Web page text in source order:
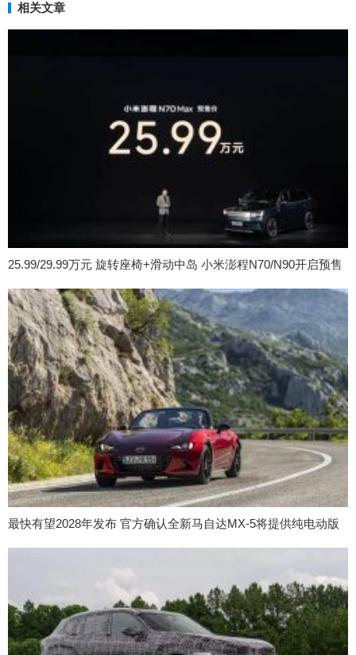
相关文章
25.99/29.99万元 旋转座椅+滑动中岛 小米澎程N70/N90开启预售
最快有望2028年发布 官方确认全新马自达MX-5将提供纯电动版